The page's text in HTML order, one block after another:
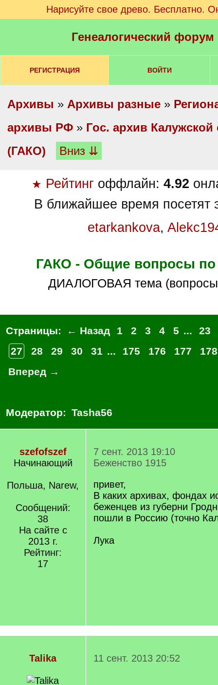
Нарисуйте свое древо. Бесплатно.
Генеалогический
РЕГИСТРАЦИЯ ВОЙТИ
Архивы » Архивы разные »
архивы РФ » Гос. архив Калужской
(ГАКО)
Вниз ⇊
★ Рейтинг оффлайн: 4.92
В ближайшее время посетят
etarkankova,
ГАКО - Общие вопросы по
ДИАЛОГОВАЯ тема
Страницы: ← Назад 1 2 3 4 5 ...
23
27
28 29 30 31 ... 175 176 177
178
Вперед →
Модератор: Tasha56
szefofszef
Начинающий
Польша, Narew,
Сообщений:
38
На сайте с
2013 г.
Рейтинг:
17
7 сент. 2013 19:10
Беженство 1915
привет,
В каких архивах, фондах
беженцев из губерни
пошли в Россию (точно
Лука
Talika 11 сент. 2013 20:52